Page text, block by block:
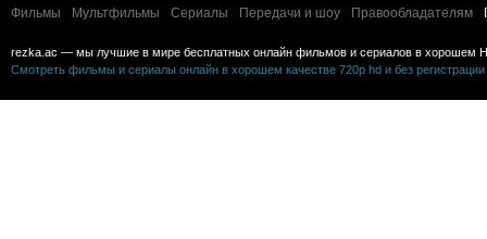
Фильмы Мультфильмы Сериалы Передачи и шоу Правообладателям
rezka.ac — мы лучшие в мире бесплатных онлайн фильмов и сериалов в хорошем
Смотреть фильмы и сериалы онлайн в хорошем качестве 720p hd и без